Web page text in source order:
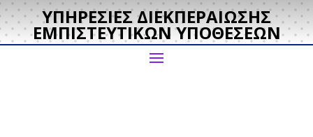
ΥΠΗΡΕΣΙΕΣ ΔΙΕΚΠΕΡΑΙΩΣΗΣ
ΕΜΠΙΣΤΕΥΤΙΚΩΝ ΥΠΟΘΕΣΕΩΝ